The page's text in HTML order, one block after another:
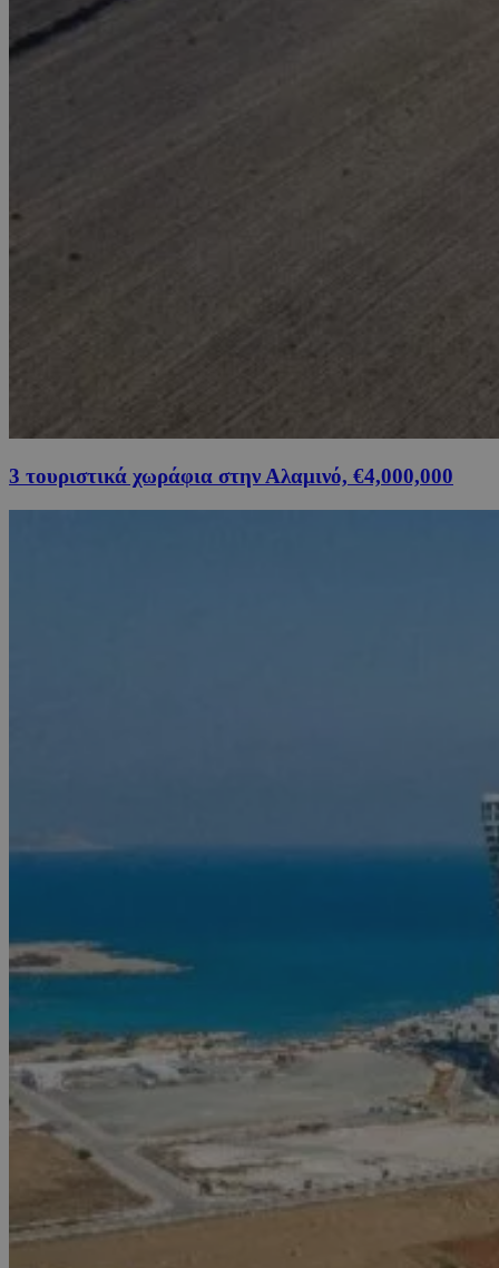
3 τουριστικά χωράφια στην Αλαμινό, €4,000,000